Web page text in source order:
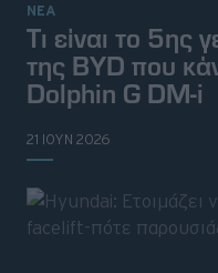
ΝΕΑ
Τι είναι το 5ης
της BYD που
Dolphin G DM-i
21 ΙΟΥΝ 2026